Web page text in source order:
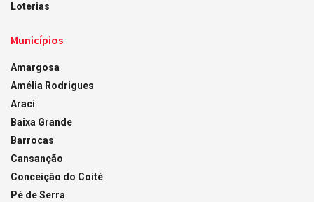
Loterias
Municípios
Amargosa
Amélia Rodrigues
Araci
Baixa Grande
Barrocas
Cansanção
Conceição do Coité
Pé de Serra